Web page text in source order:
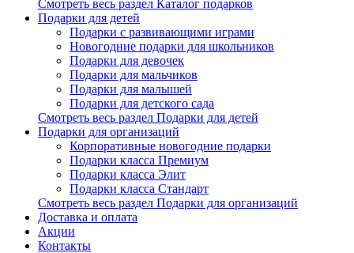
Смотреть весь раздел Каталог подарков
Подарки для детей
Подарки с развивающими играми
Новогодние подарки для школьников
Подарки для девочек
Подарки для мальчиков
Подарки для малышей
Подарки для детского сада
Смотреть весь раздел Подарки для детей
Подарки для организаций
Корпоративные новогодние подарки
Подарки класса Премиум
Подарки класса Элит
Подарки класса Стандарт
Смотреть весь раздел Подарки для организаций
Доставка и оплата
Акции
Контакты